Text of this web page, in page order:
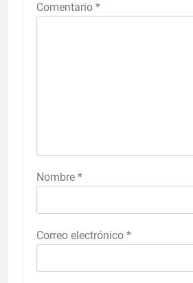
Comentario *
Nombre *
Correo electrónico *